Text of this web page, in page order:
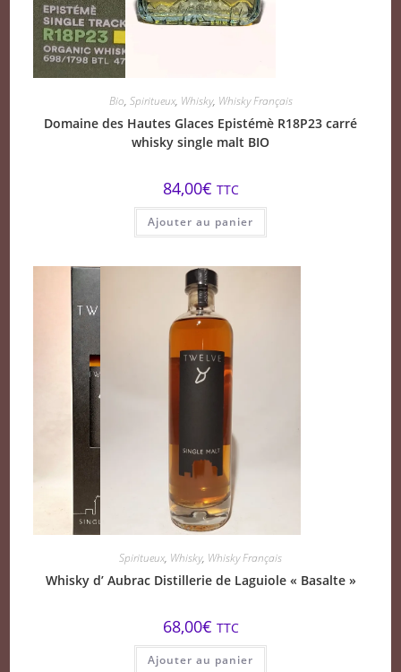
Bio, Spiritueux, Whisky, Whisky Français
Domaine des Hautes Glaces Epistémè R18P23 carré
whisky single malt BIO
84,00€ TTC
Ajouter au panier
Spiritueux, Whisky, Whisky Français
Whisky d’ Aubrac Distillerie de Laguiole « Basalte »
68,00€ TTC
Ajouter au panier